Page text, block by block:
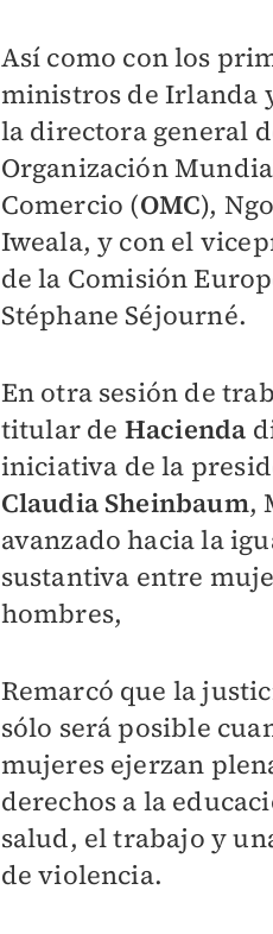
Así como con los
ministros de Irlanda
la directora general
Organización
Comercio (OMC),
Iweala, y con el
de la Comisión
Stéphane Séjourné.
En otra sesión de
titular de Hacienda
iniciativa de la
Claudia Sheinbaum,
avanzado hacia la
sustantiva entre
hombres,
Remarcó que la
sólo será posible
mujeres ejerzan
derechos a la
salud, el trabajo y
de violencia.